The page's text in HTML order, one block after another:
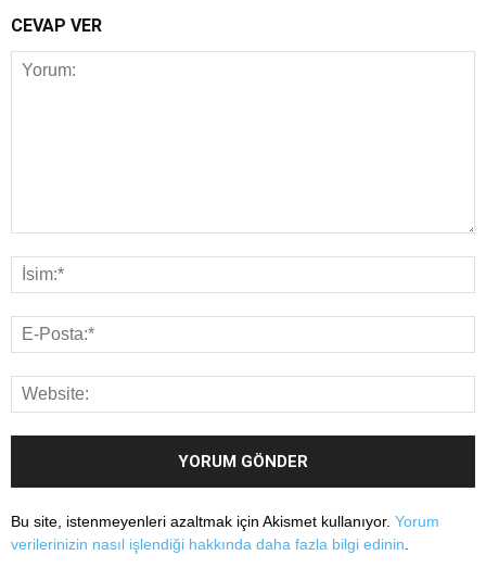
CEVAP VER
Bu site, istenmeyenleri azaltmak için Akismet kullanıyor. Yorum
verilerinizin nasıl işlendiği hakkında daha fazla bilgi edinin